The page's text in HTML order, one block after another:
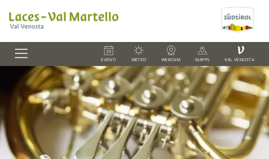
EVENTI METEO WEBCAM MAPPS
V
VAL VENOSTA